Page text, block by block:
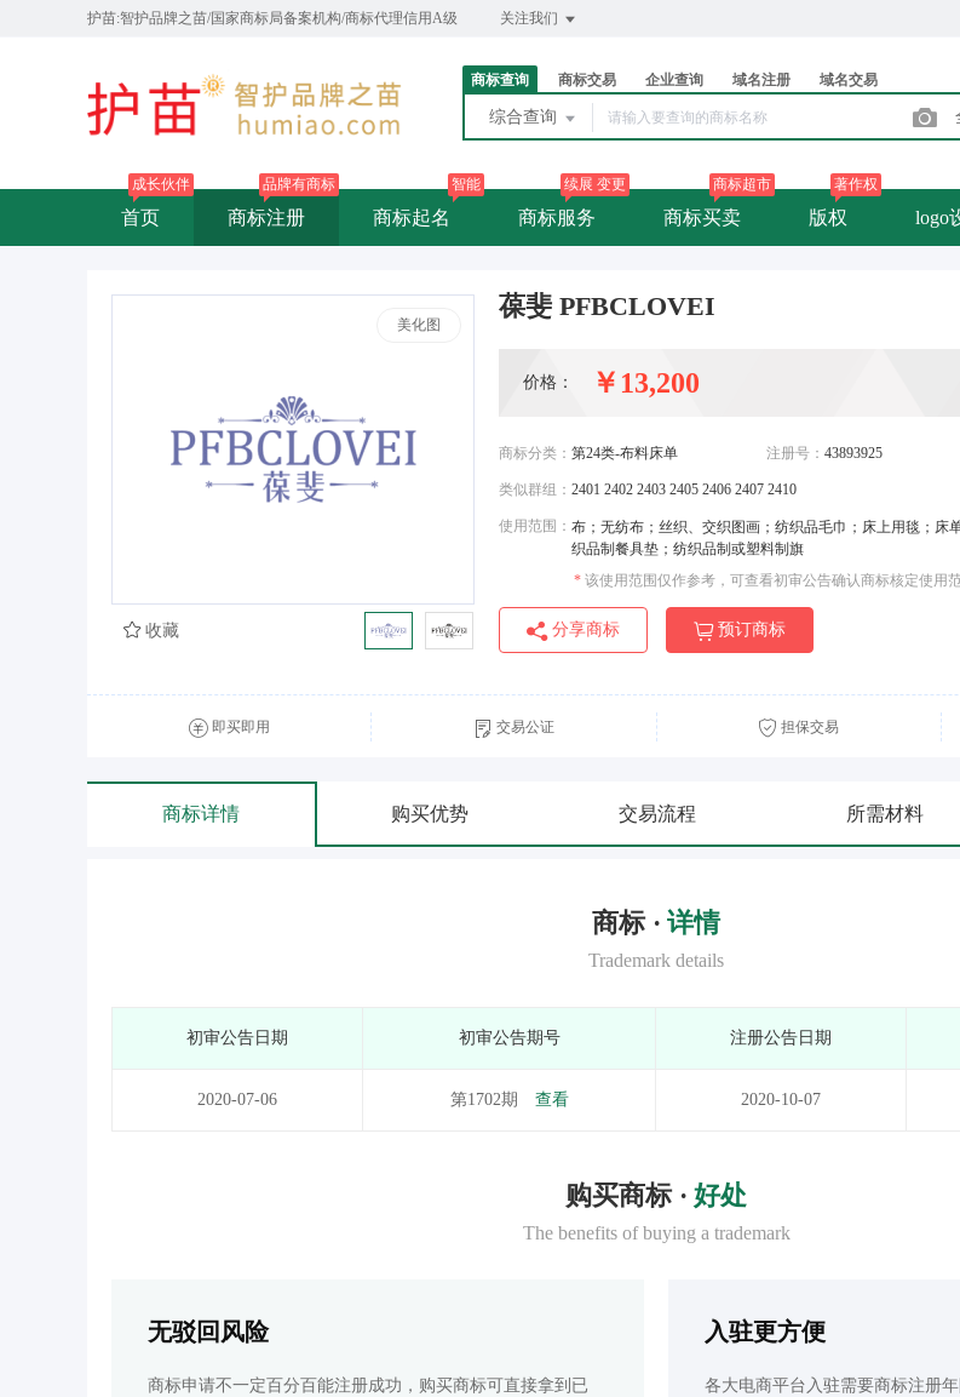
护苗:智护品牌之苗/国家商标局备案机构/商标代理信用A级 关注我们
商标查询 商标交易 企业查询 域名注册 域名交易
综合查询
首页
成长伙伴
商标注册
品牌有商标
商标起名
智能
商标服务
续展 变更
商标买卖
商标超市
版权
著作权
logo
美化图
葆斐 PFBCLOVEI
价格： ￥13,200
商标分类： 第24类-布料床单 注册号： 43893925
类似群组： 2401 2402 2403 2405 2406 2407 2410
使用范围： 布；无纺布；丝织、交织图画；纺织品毛巾；床上用毯；床
织品制餐具垫；纺织品制或塑料制旗
* 该使用范围仅作参考，可查看初审公告确认商标核定使用
分享商标 预订商标
收藏
即买即用 交易公证 担保交易
商标详情 购买优势 交易流程 所需材料
商标 · 详情
Trademark details
初审公告日期 初审公告期号 注册公告日期
2020-07-06 第1702期 查看 2020-10-07
购买商标 · 好处
The benefits of buying a trademark
无驳回风险
商标申请不一定百分百能注册成功，购买商标可直接拿到已
入驻更方便
各大电商平台入驻需要商标注册